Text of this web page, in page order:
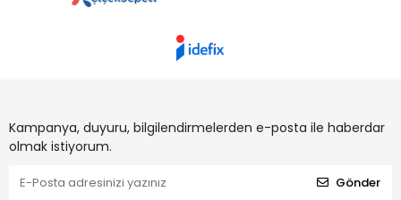
Kampanya, duyuru, bilgilendirmelerden e-posta ile haberdar
olmak istiyorum.
Gönder